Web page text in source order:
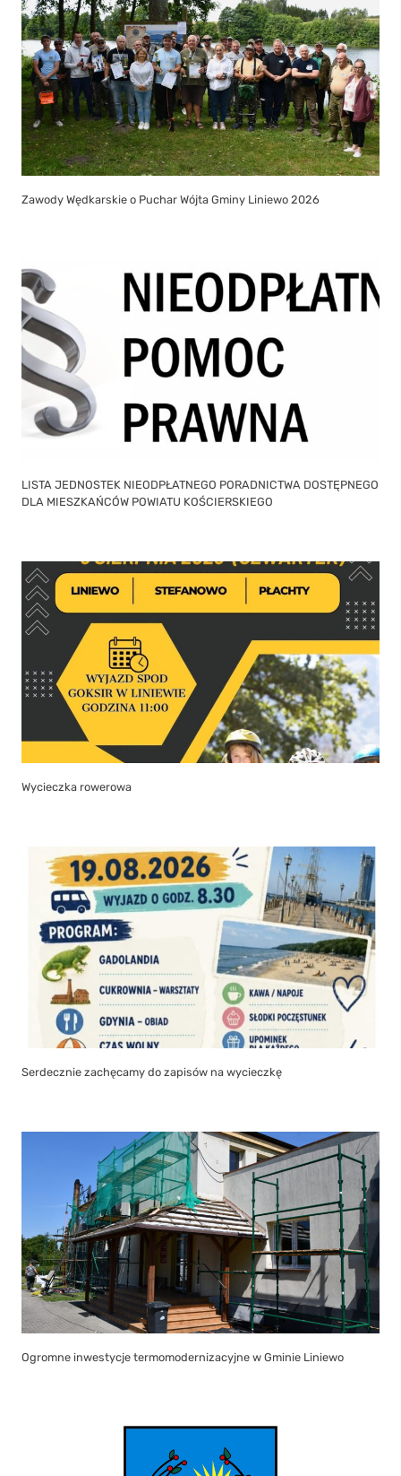
Zawody Wędkarskie o Puchar Wójta Gminy Liniewo 2026
LISTA JEDNOSTEK NIEODPŁATNEGO PORADNICTWA DOSTĘPNEGO
DLA MIESZKAŃCÓW POWIATU KOŚCIERSKIEGO
Wycieczka rowerowa
Serdecznie zachęcamy do zapisów na wycieczkę
Ogromne inwestycje termomodernizacyjne w Gminie Liniewo